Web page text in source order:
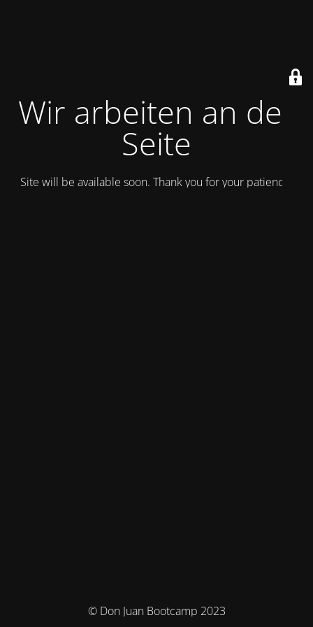
Wir arbeiten an der
Seite
Site will be available soon. Thank you for your patience!
© Don Juan Bootcamp 2023